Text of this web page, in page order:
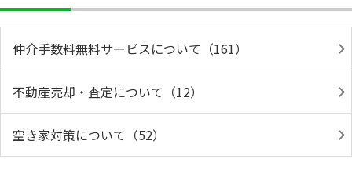
仲介手数料無料サービスについて（161）
不動産売却・査定について（12）
空き家対策について（52）